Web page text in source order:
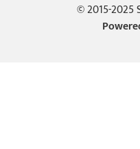
© 2015-2025